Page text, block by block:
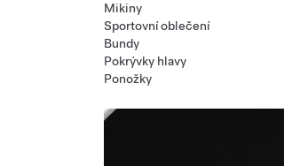
Mikiny
Sportovní oblečení
Bundy
Pokrývky hlavy
Ponožky